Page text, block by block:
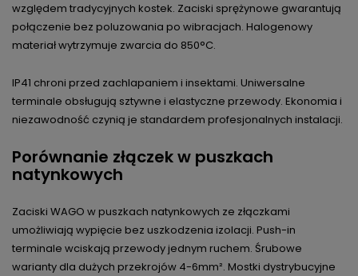
względem tradycyjnych kostek. Zaciski sprężynowe gwarantują
połączenie bez poluzowania po wibracjach. Halogenowy
materiał wytrzymuje zwarcia do 850°C.
IP41 chroni przed zachlapaniem i insektami. Uniwersalne
terminale obsługują sztywne i elastyczne przewody. Ekonomia i
niezawodność czynią je standardem profesjonalnych instalacji.
Porównanie złączek w puszkach
natynkowych
Zaciski WAGO w puszkach natynkowych ze złączkami
umożliwiają wypięcie bez uszkodzenia izolacji. Push-in
terminale wciskają przewody jednym ruchem. Śrubowe
warianty dla dużych przekrojów 4-6mm². Mostki dystrybucyjne